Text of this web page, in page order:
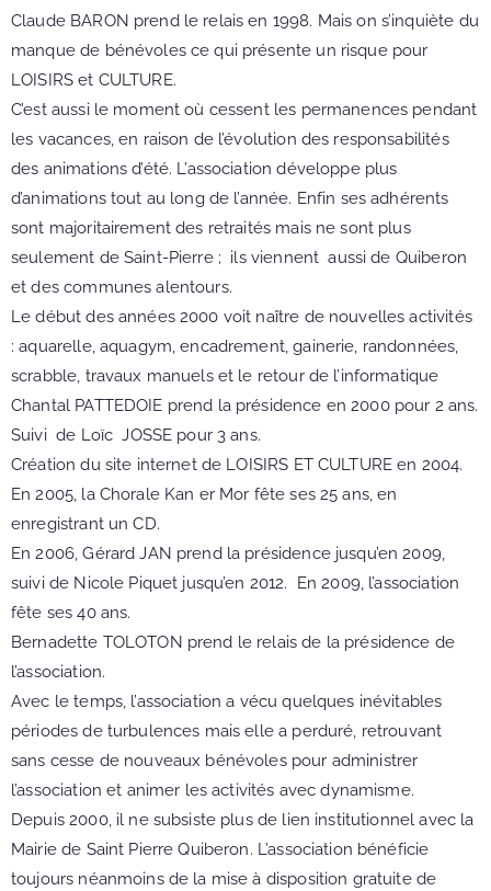
Claude BARON prend le relais en 1998. Mais on s’inquiète du
manque de bénévoles ce qui présente un risque pour
LOISIRS et CULTURE.
C’est aussi le moment où cessent les permanences pendant
les vacances, en raison de l’évolution des responsabilités
des animations d’été. L’association développe plus
d’animations tout au long de l’année. Enfin ses adhérents
sont majoritairement des retraités mais ne sont plus
seulement de Saint-Pierre ; ils viennent aussi de Quiberon
et des communes alentours.
Le début des années 2000 voit naître de nouvelles activités
: aquarelle, aquagym, encadrement, gainerie, randonnées,
scrabble, travaux manuels et le retour de l’informatique
Chantal PATTEDOIE prend la présidence en 2000 pour 2 ans.
Suivi de Loïc JOSSE pour 3 ans.
Création du site internet de LOISIRS ET CULTURE en 2004.
En 2005, la Chorale Kan er Mor fête ses 25 ans, en
enregistrant un CD.
En 2006, Gérard JAN prend la présidence jusqu’en 2009,
suivi de Nicole Piquet jusqu’en 2012. En 2009, l’association
fête ses 40 ans.
Bernadette TOLOTON prend le relais de la présidence de
l’association.
Avec le temps, l’association a vécu quelques inévitables
périodes de turbulences mais elle a perduré, retrouvant
sans cesse de nouveaux bénévoles pour administrer
l’association et animer les activités avec dynamisme.
Depuis 2000, il ne subsiste plus de lien institutionnel avec la
Mairie de Saint Pierre Quiberon. L’association bénéficie
toujours néanmoins de la mise à disposition gratuite de